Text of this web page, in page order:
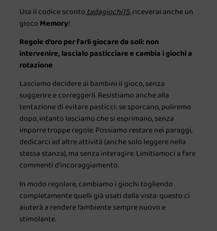
Usa il codice scontotadagiochi15, riceverai anche un
gioco Memory!
Regole d’oro per farli giocare da soli: non
intervenire, lascialo pasticciare e cambia i giochi a
rotazione
Lasciamo decidere ai bambini il gioco, senza
suggerire e correggerli. Resistiamo anche alla
tentazione di evitare pasticci: se sporcano, puliremo
dopo, intanto lasciamo che si esprimano, senza
imporre troppe regole. Possiamo restare nei paraggi,
dedicarci ad altre attività (anche solo leggere nella
stessa stanza), ma senza interagire. Limitiamoci a fare
commenti d’incoraggiamento.
In modo regolare, cambiamo i giochi togliendo
completamente quelli già usati dalla vista: questo ci
aiuterà a rendere l’ambiente sempre nuovo e
stimolante.